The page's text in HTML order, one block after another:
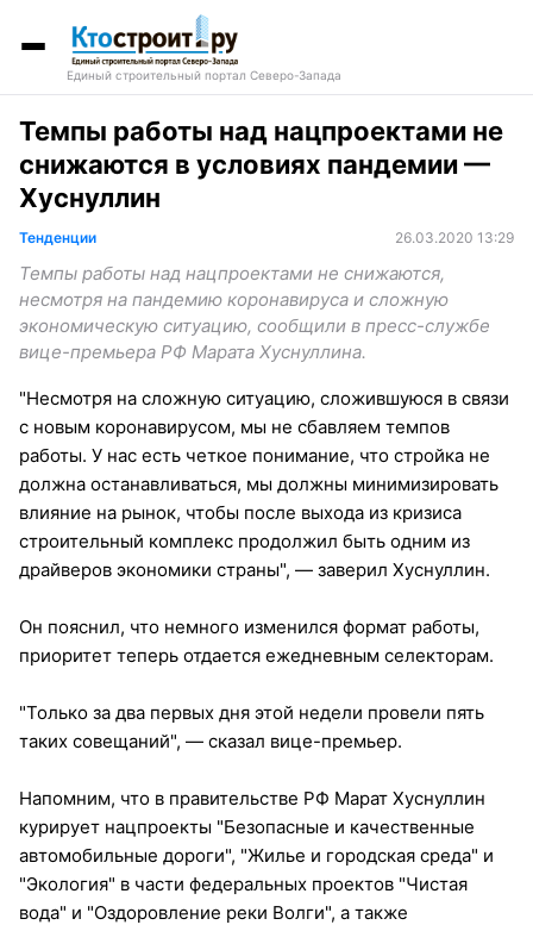
Единый строительный портал Северо-Запада
Темпы работы над нацпроектами не
снижаются в условиях пандемии —
Хуснуллин
Тенденции 26.03.2020 13:29
Темпы работы над нацпроектами не снижаются,
несмотря на пандемию коронавируса и сложную
экономическую ситуацию, сообщили в пресс-службе
вице-премьера РФ Марата Хуснуллина.
"Несмотря на сложную ситуацию, сложившуюся в связи
с новым коронавирусом, мы не сбавляем темпов
работы. У нас есть четкое понимание, что стройка не
должна останавливаться, мы должны минимизировать
влияние на рынок, чтобы после выхода из кризиса
строительный комплекс продолжил быть одним из
драйверов экономики страны", — заверил Хуснуллин.
Он пояснил, что немного изменился формат работы,
приоритет теперь отдается ежедневным селекторам.
"Только за два первых дня этой недели провели пять
таких совещаний", — сказал вице-премьер.
Напомним, что в правительстве РФ Марат Хуснуллин
курирует нацпроекты "Безопасные и качественные
автомобильные дороги", "Жилье и городская среда" и
"Экология" в части федеральных проектов "Чистая
вода" и "Оздоровление реки Волги", а также